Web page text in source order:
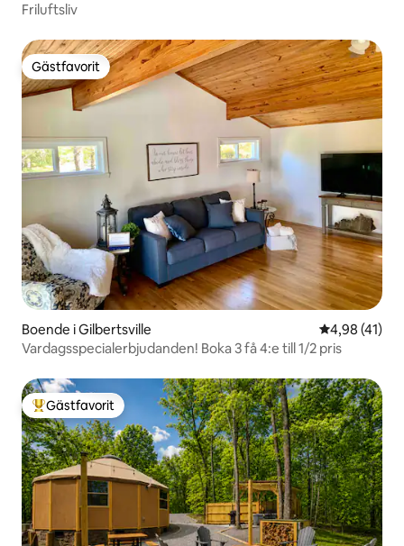
Friluftsliv
Gästfavorit
Gästfavorit
Boende i Gilbertsville 4,98 av 5 i
4,98 (41)
Vardagsspecialerbjudanden! Boka 3 få 4:e till 1/2 pris
Populär gästfavorit
Gästfavorit